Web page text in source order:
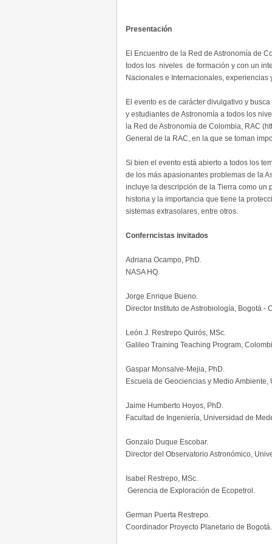
Presentación
El Encuentro de la Red de Astronomía de
todos los niveles de formación y con un
Nacionales e Internacionales,
El evento es de carácter divulgativo y
y estudiantes de Astronomía a todos los
la Red de Astronomía de Colombia, RAC
General de la RAC, en la que se toman
Si bien el evento está abierto a todos los
de los más apasionantes problemas de la
incluye la descripción de la Tierra como un
historia y la importancia que tiene la
sistemas extrasolares, entre otros.
Conferncistas invitados
Adriana Ocampo, PhD.
NASA HQ
Jorge Enrique Bueno.
Director Instituto de Astrobiología, Bogotá -
León J. Restrepo Quirós, MSc.
Galileo Training Teaching Program,
Gaspar Monsalve-Mejia, PhD.
Escuela de Geociencias y Medio
Jaime Humberto Hoyos, PhD.
Facultad de Ingeniería, Universidad de
Gonzalo Duque Escobar.
Director del Observatorio Astronómico,
Isabel Restrepo, MSc.
Gerencia de Exploración de Ecopetrol.
German Puerta Restrepo.
Coordinador Proyecto Planetario de Bogotá.